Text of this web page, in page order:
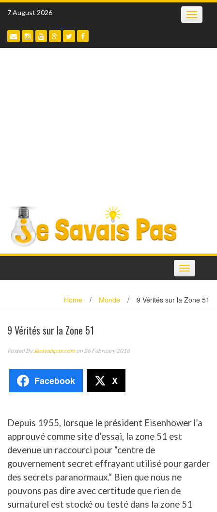
Skip
7 August 2026 Toggle
Toggle
navigation
Home / Monde / 9 Vérités sur la Zone 51
9 Vérités sur la Zone 51
Posted ByJesavaispas.comon 26 February 2016
Facebook X
Depuis 1955, lorsque le président Eisenhower l’a
approuvé comme site d’essai, la zone 51 est
devenue un raccourci pour “centre de
gouvernement secret effrayant utilisé pour garder
des secrets paranormaux.” Bien que nous ne
pouvons pas dire avec certitude que rien de
surnaturel est stocké ou testé dans la zone 51